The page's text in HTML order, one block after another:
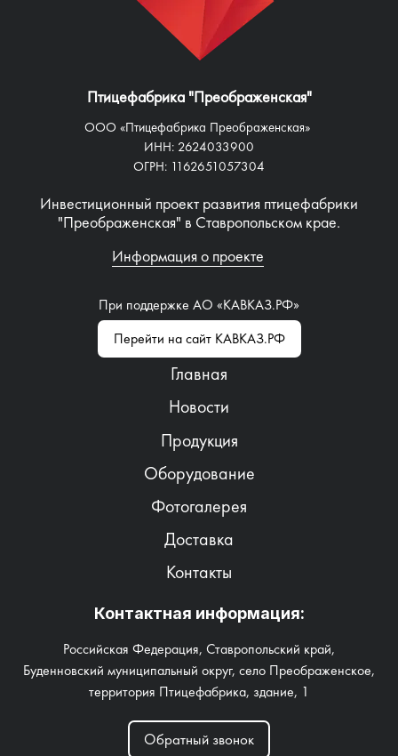
Птицефабрика "Преображенская"
ООО «Птицефабрика Преображенская»
ИНН: 2624033900
ОГРН: 1162651057304
Инвестиционный проект развития птицефабрики
"Преображенская" в Ставропольском крае.
Информация о проекте
При поддержке АО «КАВКАЗ.РФ»
Перейти на сайт КАВКАЗ.РФ
Главная
Новости
Продукция
Оборудование
Фотогалерея
Доставка
Контакты
Контактная информация:
Российская Федерация, Ставропольский край,
Буденновский муниципальный округ, село Преображенское,
территория Птицефабрика, здание, 1
Обратный звонок